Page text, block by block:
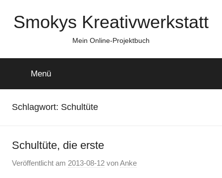
InhaltSmokys Kreativwerkstatt
Mein Online-Projektbuch
Menü
Schlagwort: Schultüte
Schultüte, die erste
Veröffentlicht am 2013-08-12 vonAnke